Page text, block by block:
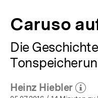
Caruso
Die
Heinz Hiebler
(Mehr zum